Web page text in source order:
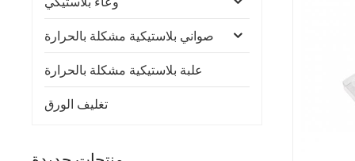
صواني بلاستيكية مشكلة بالحرارة
علبة بلاستيكية مشكلة بالحرارة
تغليف الورق